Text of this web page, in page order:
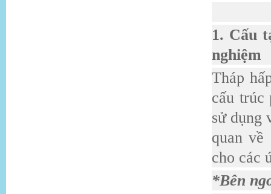
1. Cấu
nghiệm
Tháp
cấu trúc
sử dụng
quan về
cho các
*Bên